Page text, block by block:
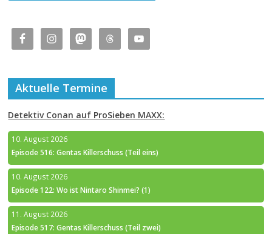
Aktuelle Termine
Detektiv Conan auf ProSieben MAXX:
10. August 2026
Episode 516: Gentas Killerschuss (Teil eins)
10. August 2026
Episode 122: Wo ist Nintaro Shinmei? (1)
11. August 2026
Episode 517: Gentas Killerschuss (Teil zwei)